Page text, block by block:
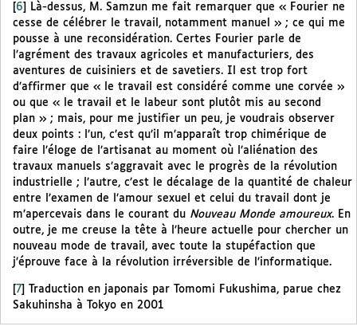
6
Là-dessus, M. Samzun me fait remarquer que « Fourier ne
cesse de célébrer le travail, notamment manuel » ; ce qui me
pousse à une reconsidération. Certes Fourier parle de
l’agrément des travaux agricoles et manufacturiers, des
aventures de cuisiniers et de savetiers. Il est trop fort
d’affirmer que « le travail est considéré comme une corvée »
ou que « le travail et le labeur sont plutôt mis au second
plan » ; mais, pour me justifier un peu, je voudrais observer
deux points : l’un, c’est qu’il m’apparaît trop chimérique de
faire l’éloge de l’artisanat au moment où l’aliénation des
travaux manuels s’aggravait avec le progrès de la révolution
industrielle ; l’autre, c’est le décalage de la quantité de chaleur
entre l’examen de l’amour sexuel et celui du travail dont je
m’apercevais dans le courant du Nouveau Monde amoureux. En
outre, je me creuse la tête à l’heure actuelle pour chercher un
nouveau mode de travail, avec toute la stupéfaction que
j’éprouve face à la révolution irréversible de l’informatique.
[7] Traduction en japonais par Tomomi Fukushima, parue chez
Sakuhinsha à Tokyo en 2001